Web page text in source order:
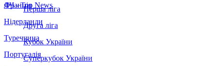
Франція
Нідерланди
Туреччина
Португалія
ЛЧ - Top News
Перша ліга
Друга ліга
Кубок України
Суперкубок України